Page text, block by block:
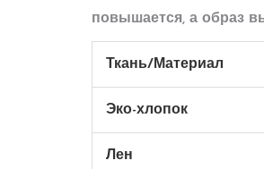
повышается, а образ
Ткань/Материал
Эко-хлопок
Лен